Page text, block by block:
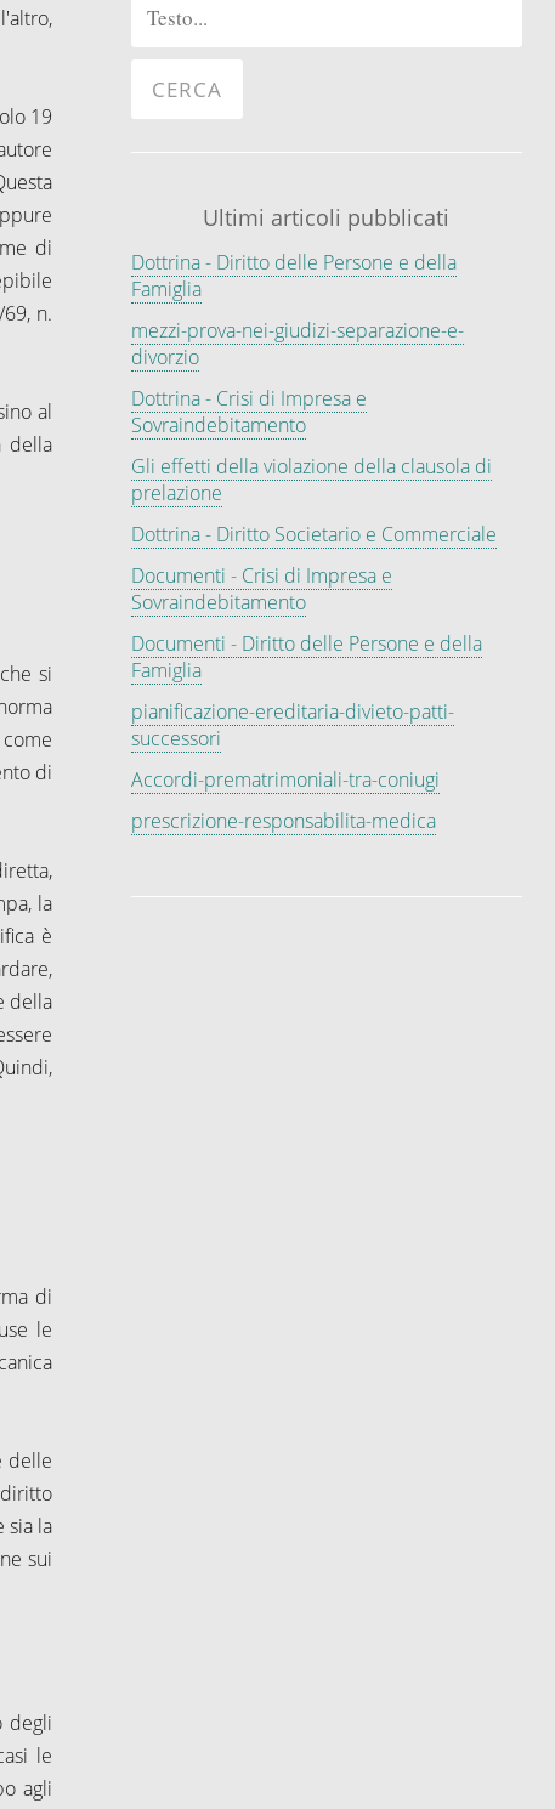
19
di
n.
al
della
si
di
la
è
della
di
le
delle
sia la
sui
degli
le
agli
Ultimi articoli pubblicati
Dottrina - Diritto delle Persone e della
Famiglia
mezzi-prova-nei-giudizi-separazione-e-
divorzio
Dottrina - Crisi di Impresa e
Sovraindebitamento
Gli effetti della violazione della clausola di
prelazione
Dottrina - Diritto Societario e Commerciale
Documenti - Crisi di Impresa e
Sovraindebitamento
Documenti - Diritto delle Persone e della
Famiglia
pianificazione-ereditaria-divieto-patti-
successori
Accordi-prematrimoniali-tra-coniugi
prescrizione-responsabilita-medica